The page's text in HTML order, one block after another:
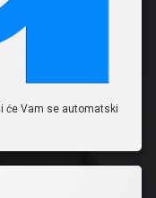
će Vam se automatski